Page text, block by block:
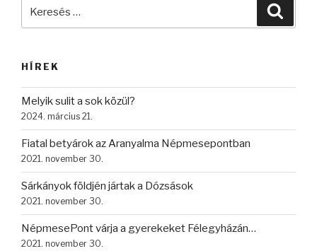
HÍREK
Melyik sulit a sok közül?
2024. március 21.
Fiatal betyárok az Aranyalma Népmesepontban
2021. november 30.
Sárkányok földjén jártak a Dózsások
2021. november 30.
NépmesePont várja a gyerekeket Félegyházán…
2021. november 30.